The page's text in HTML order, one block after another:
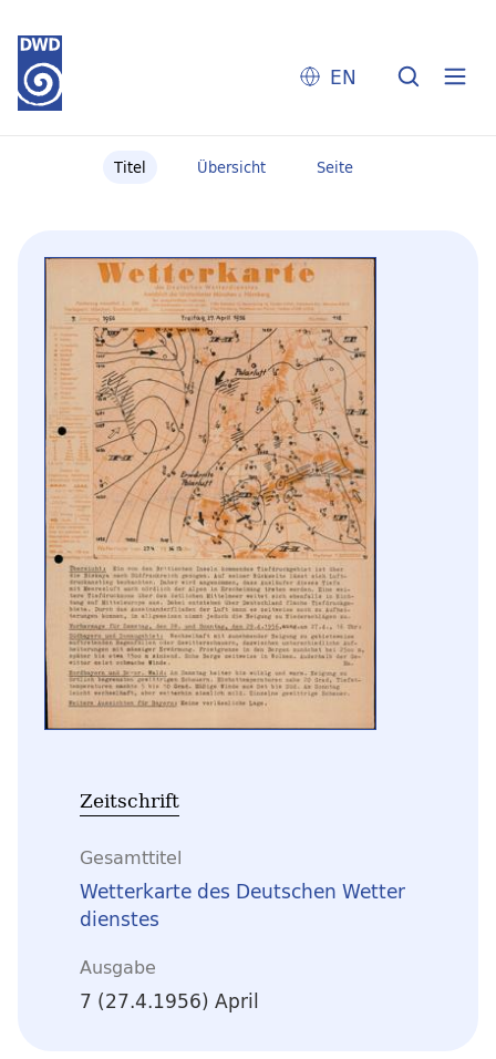
EN
Titel Übersicht Seite
Zeitschrift
Gesamttitel
Wetterkarte des Deutschen Wetter
dienstes
Ausgabe
7 (27.4.1956) April